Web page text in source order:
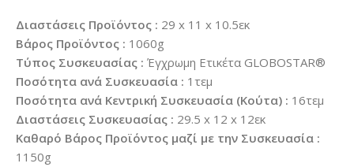
Διαστάσεις Προϊόντος : 29 x 11 x 10.5εκ
Βάρος Προϊόντος : 1060g
Τύπος Συσκευασίας : Έγχρωμη Ετικέτα GLOBOSTAR®
Ποσότητα ανά Συσκευασία : 1τεμ
Ποσότητα ανά Κεντρική Συσκευασία (Κούτα) : 16τεμ
Διαστάσεις Συσκευασίας : 29.5 x 12 x 12εκ
Καθαρό Βάρος Προϊόντος μαζί με την Συσκευασία :
1150g